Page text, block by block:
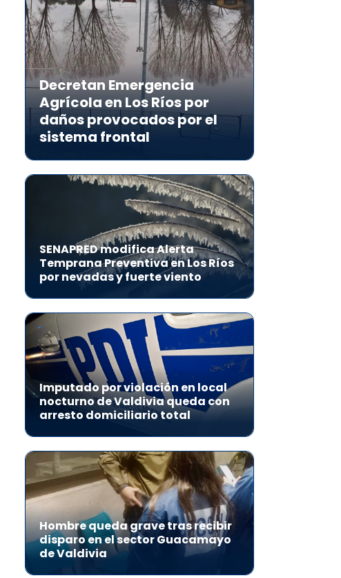
Decretan Emergencia
Agrícola en Los Ríos por
daños provocados por el
sistema frontal
SENAPRED modifica Alerta
Temprana Preventiva en Los Ríos
por nevadas y fuerte viento
Imputado por violación en local
nocturno de Valdivia queda con
arresto domiciliario total
Hombre queda grave tras recibir
disparo en el sector Guacamayo
de Valdivia